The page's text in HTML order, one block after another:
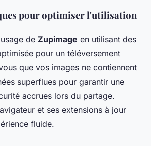
pour optimiser l'utilisation
de Zupimage en utilisant des
pour un téléversement
que vos images ne contiennent
superflues pour garantir une
accrues lors du partage.
et ses extensions à jour
fluide.